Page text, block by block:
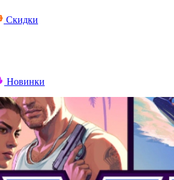
Скидки
Новинки